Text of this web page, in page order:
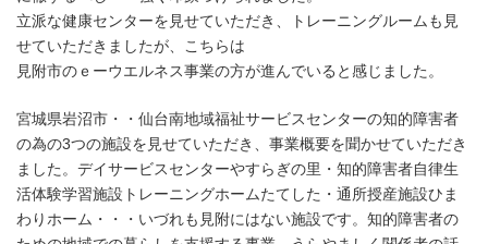
立派な健康センターを見せていただき、トレーニングルームも見
せていただきましたが、こちらは
見附市のｅーウエルネス事業の方が進んでいると感じました。
宮城県岩沼市・・仙台南地域福祉サービスセンターの知的障害者
の為の3つの施設を見せていただき、事業概要を聞かせていただき
ました。デイサービスセンターやすらぎの里・知的障害者自律生
活体験学習施設トレーニングホームたてした・通所授産施設ひま
わりホーム・・・いづれも見附にはない施設です。知的障害者の